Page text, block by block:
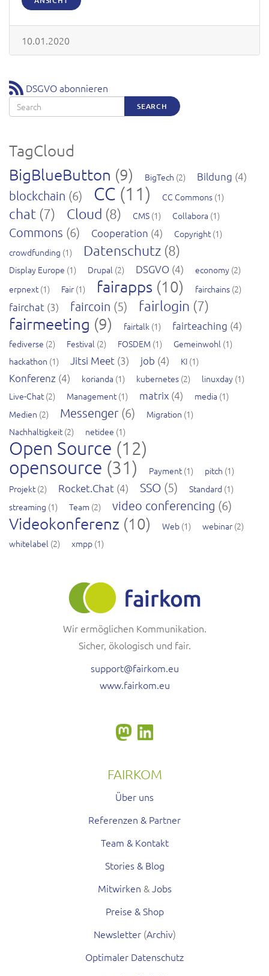
10.01.2020
DSGVO abonnieren
Search SEARCH
TagCloud
BigBlueButton (9) BigTech (2) Bildung (4)
blockchain (6) CC (11) CC Commons (1)
chat (7) Cloud (8) CMS (1) Collabora (1)
Commons (6) Cooperation (4) Copyright(1)
crowdfunding (1) Datenschutz (8)
Display Europe (1) Drupal (2) DSGVO (4) economy (2)
erpnext(1) Fair (1) fairapps (10) fairchains (2)
fairchat (3) faircoin (5) fairlogin (7)
fairmeeting (9) fairtalk (1) fairteaching (4)
fediverse (2) Festival (2) FOSDEM (1) Gemeinwohl (1)
hackathon (1) Jitsi Meet (3) job (4) KI (1)
Konferenz (4) korianda (1) kubernetes (2) linuxday (1)
Live-Chat(2) Management(1) matrix (4) media (1)
Medien (2) Messenger (6) Migration (1)
Nachhaltigkeit(2) netidee (1)
Open Source (12)
opensource (31) Payment(1) pitch (1)
Projekt(2) Rocket.Chat (4) SSO (5) Standard (1)
streaming (1) Team (2) video conferencing (6)
Videokonferenz (10) Web (1) webinar (2)
whitelabel (2) xmpp (1)
Wir ermöglichen Kommunikation.
Sicher, ökologisch und fair.
support@fairkom.eu
www.fairkom.eu
FAIRKOM
Über uns
Referenzen & Partner
Team & Kontakt
Stories & Blog
Mitwirken &Jobs
Preise & Shop
Newsletter(Archiv)
Optimaler Datenschutz